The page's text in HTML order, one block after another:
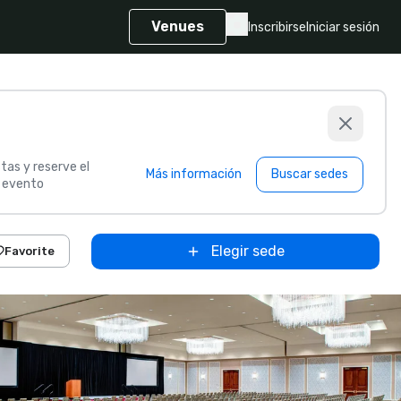
Venues Inscribirse Iniciar sesión
y reserve el
evento
Más información Buscar sedes
Favorite Elegir sede